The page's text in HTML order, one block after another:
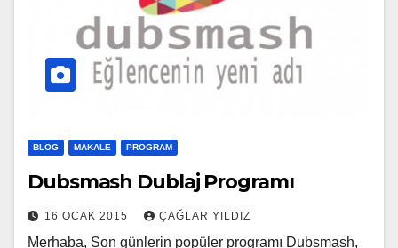
BLOG MAKALE PROGRAM
Dubsmash Dublaj Programı
16 OCAK 2015 ÇAĞLAR YILDIZ
Merhaba, Son günlerin popüler programı Dubsmash,